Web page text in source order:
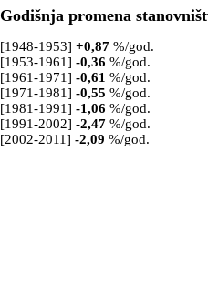
Godišnja promena
[1948-1953] +0,87 %/god.
[1953-1961] -0,36 %/god.
[1961-1971] -0,61 %/god.
[1971-1981] -0,55 %/god.
[1981-1991] -1,06 %/god.
[1991-2002] -2,47 %/god.
[2002-2011] -2,09 %/god.